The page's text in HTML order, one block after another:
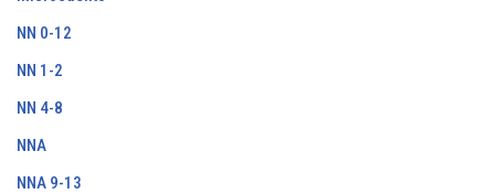
NN 0-12
NN 1-2
NN 4-8
NNA
NNA 9-13